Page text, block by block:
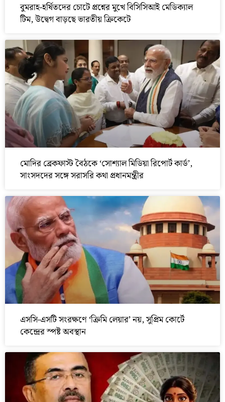
বুমরাহ-হর্ষিতদের চোটে প্রশ্নের মুখে বিসিসিআই মেডিক্যাল
টিম, উদ্বেগ বাড়ছে ভারতীয় ক্রিকেটে
মোদির ব্রেকফাস্ট বৈঠকে ‘সোশ্যাল মিডিয়া রিপোর্ট কার্ড’,
সাংসদদের সঙ্গে সরাসরি কথা প্রধানমন্ত্রীর
এসসি-এসটি সংরক্ষণে ‘ক্রিমি লেয়ার’ নয়, সুপ্রিম কোর্টে
কেন্দ্রের স্পষ্ট অবস্থান